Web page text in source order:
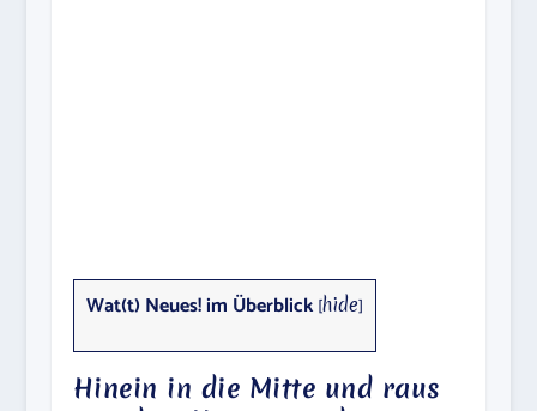
Wat(t) Neues! im Überblick [hide]
Hinein in die Mitte und raus